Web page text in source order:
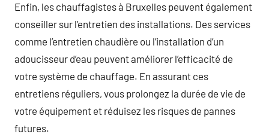
Enfin, les chauffagistes à Bruxelles peuvent également
conseiller sur l’entretien des installations. Des services
comme l’entretien chaudière ou l’installation d’un
adoucisseur d’eau peuvent améliorer l’efficacité de
votre système de chauffage. En assurant ces
entretiens réguliers, vous prolongez la durée de vie de
votre équipement et réduisez les risques de pannes
futures.